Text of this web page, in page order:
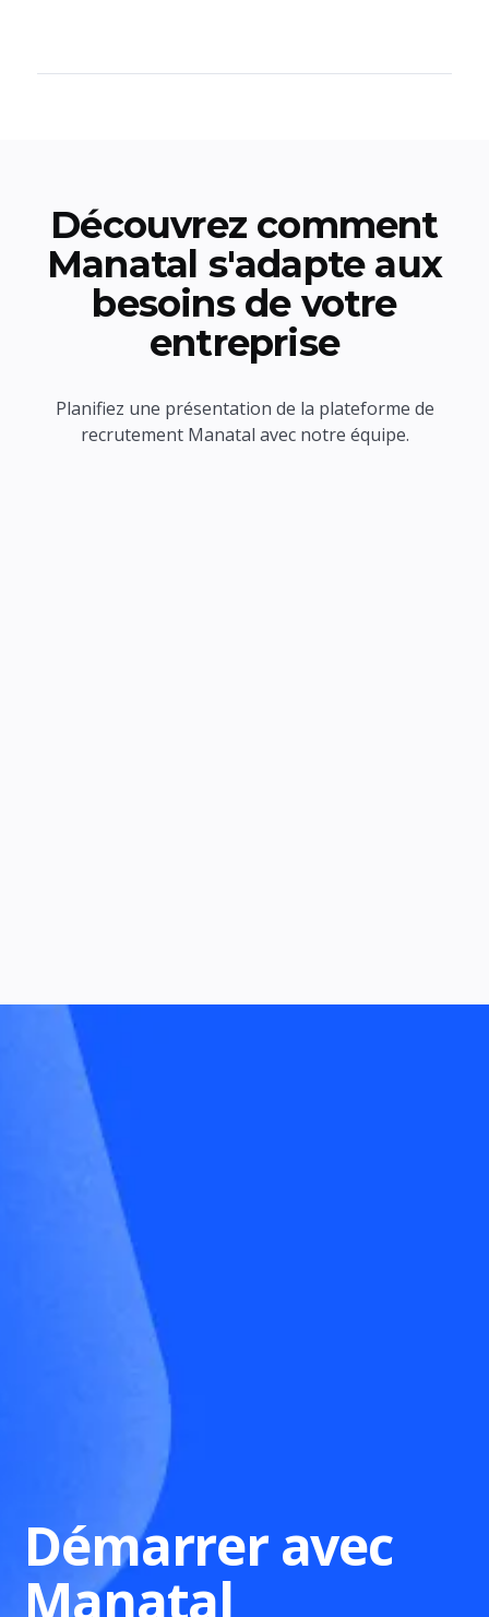
Découvrez comment
Manatal s'adapte aux
besoins de votre
entreprise
Planifiez une présentation de la plateforme de
recrutement Manatal avec notre équipe.
Démarrer avec
Manatal